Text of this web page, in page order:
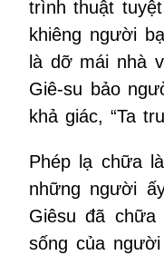
trình thuật
khiêng người
là dỡ mái nhà
Giê-su bảo
khả giác, “Ta
Phép lạ chữa
những người
Giêsu đã
sống của